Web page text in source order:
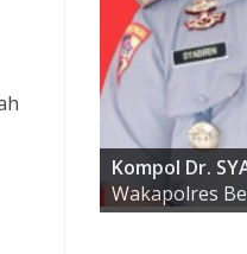
AKBP ARIS
M.I.K
Kompol Dr.
Wakapolres